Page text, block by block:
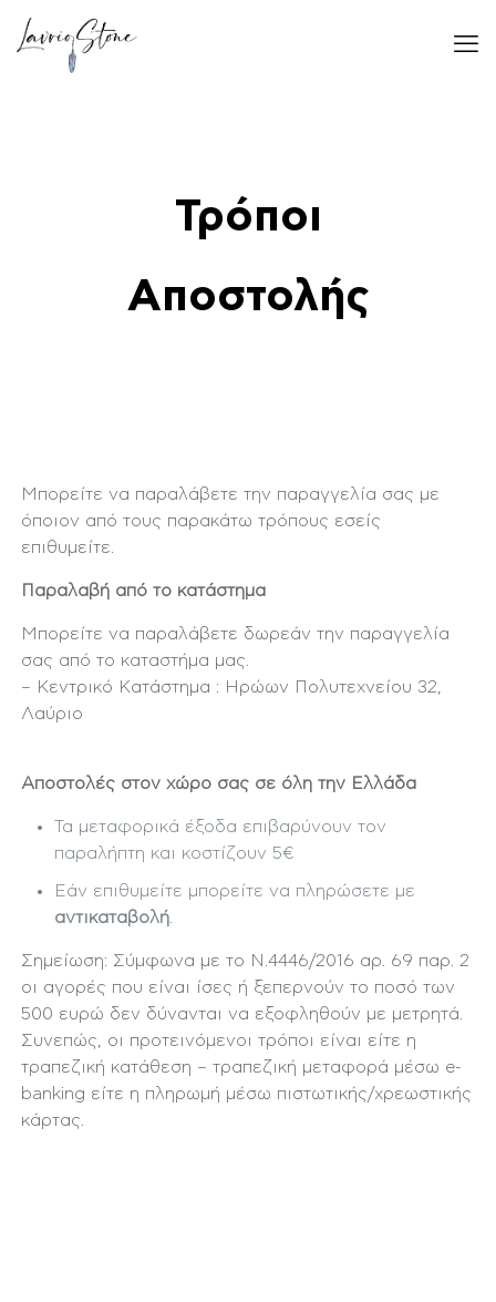
Τρόποι
Αποστολής
Μπορείτε να παραλάβετε την παραγγελία σας με
όποιον από τους παρακάτω τρόπους εσείς
επιθυμείτε.
Παραλαβή από το κατάστημα
Μπορείτε να παραλάβετε δωρεάν την παραγγελία
σας από το καταστήμα μας.
– Κεντρικό Κατάστημα : Ηρώων Πολυτεχνείου 32,
Λαύριο
Αποστολές στον χώρο σας σε όλη την Ελλάδα
Τα μεταφορικά έξοδα επιβαρύνουν τον
παραλήπτη και κοστίζουν 5€
Εάν επιθυμείτε μπορείτε να πληρώσετε με
αντικαταβολή
Σημείωση: Σύμφωνα με το Ν.4446/2016 αρ. 69 παρ. 2
οι αγορές που είναι ίσες ή ξεπερνούν το ποσό των
500 ευρώ δεν δύνανται να εξοφληθούν με μετρητά.
Συνεπώς, οι προτεινόμενοι τρόποι είναι είτε η
τραπεζική κατάθεση – τραπεζική μεταφορά μέσω e-
banking είτε η πληρωμή μέσω πιστωτικής/χρεωστικής
κάρτας.